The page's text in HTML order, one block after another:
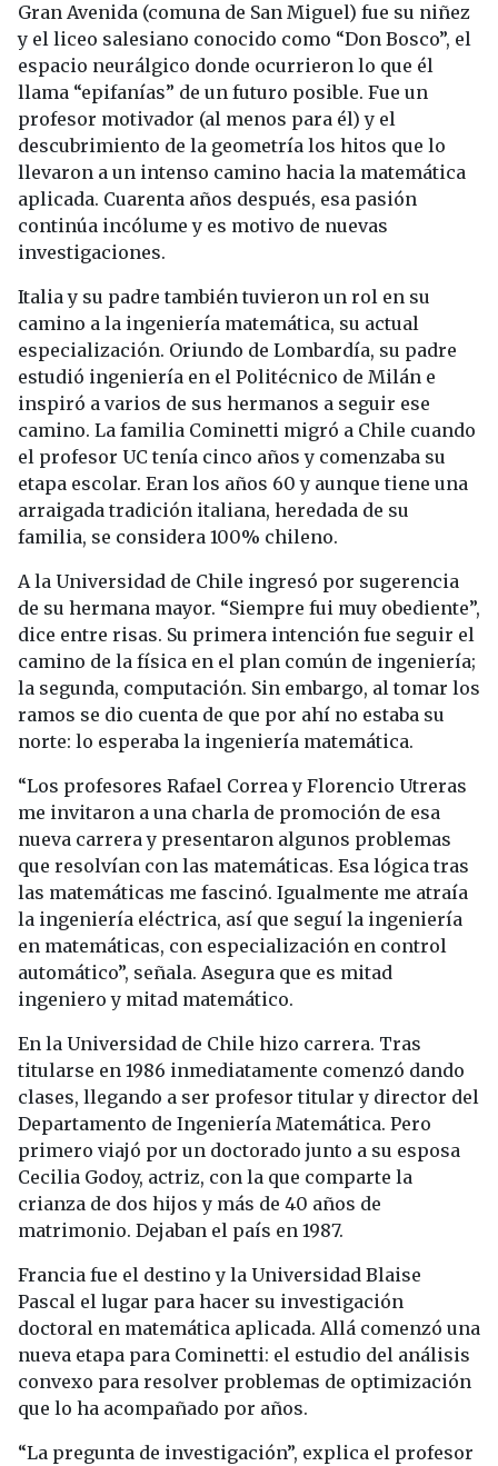
Gran Avenida (comuna de San Miguel) fue su niñez
y el liceo salesiano conocido como “Don Bosco”, el
espacio neurálgico donde ocurrieron lo que él
llama “epifanías” de un futuro posible. Fue un
profesor motivador (al menos para él) y el
descubrimiento de la geometría los hitos que lo
llevaron a un intenso camino hacia la matemática
aplicada. Cuarenta años después, esa pasión
continúa incólume y es motivo de nuevas
investigaciones.
Italia y su padre también tuvieron un rol en su
camino a la ingeniería matemática, su actual
especialización. Oriundo de Lombardía, su padre
estudió ingeniería en el Politécnico de Milán e
inspiró a varios de sus hermanos a seguir ese
camino. La familia Cominetti migró a Chile cuando
el profesor UC tenía cinco años y comenzaba su
etapa escolar. Eran los años 60 y aunque tiene una
arraigada tradición italiana, heredada de su
familia, se considera 100% chileno.
A la Universidad de Chile ingresó por sugerencia
de su hermana mayor. “Siempre fui muy obediente”,
dice entre risas. Su primera intención fue seguir el
camino de la física en el plan común de ingeniería;
la segunda, computación. Sin embargo, al tomar los
ramos se dio cuenta de que por ahí no estaba su
norte: lo esperaba la ingeniería matemática.
“Los profesores Rafael Correa y Florencio Utreras
me invitaron a una charla de promoción de esa
nueva carrera y presentaron algunos problemas
que resolvían con las matemáticas. Esa lógica tras
las matemáticas me fascinó. Igualmente me atraía
la ingeniería eléctrica, así que seguí la ingeniería
en matemáticas, con especialización en control
automático”, señala. Asegura que es mitad
ingeniero y mitad matemático.
En la Universidad de Chile hizo carrera. Tras
titularse en 1986 inmediatamente comenzó dando
clases, llegando a ser profesor titular y director del
Departamento de Ingeniería Matemática. Pero
primero viajó por un doctorado junto a su esposa
Cecilia Godoy, actriz, con la que comparte la
crianza de dos hijos y más de 40 años de
matrimonio. Dejaban el país en 1987.
Francia fue el destino y la Universidad Blaise
Pascal el lugar para hacer su investigación
doctoral en matemática aplicada. Allá comenzó una
nueva etapa para Cominetti: el estudio del análisis
convexo para resolver problemas de optimización
que lo ha acompañado por años.
“La pregunta de investigación”, explica el profesor